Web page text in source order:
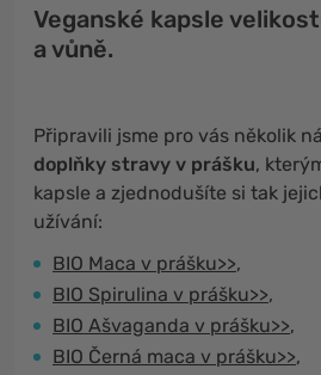
Veganské kapsle
a vůně.
Připravili jsme pro vás několik
doplňky stravy v prášku,
kapsle a zjednodušíte si tak
užívání:
BIO Maca v prášku>>,
BIO Spirulina v prášku>>,
BIO Ašvaganda v prášku>>,
BIO Černá maca v prášku>>,